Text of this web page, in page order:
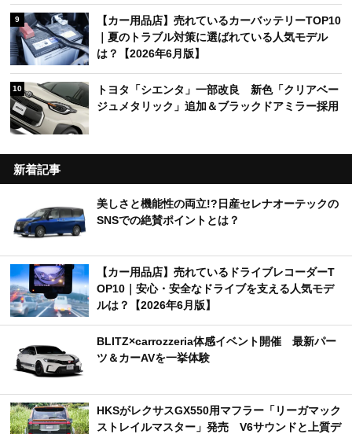
9
【カー用品店】売れているカーバッテリーTOP10
｜夏のトラブル対策に選ばれている人気モデル
は？【2026年6月版】
10
トヨタ「シエンタ」一部改良 新色「クリアベー
ジュメタリック」追加＆ブラックドアミラー採用
新着記事
美しさと機能性の両立!?日産セレナオーテックの
SNSでの絶賛ポイントとは？
【カー用品店】売れているドライブレコーダーT
OP10｜安心・安全なドライブを支える人気モデ
ルは？【2026年6月版】
BLITZ×carrozzeria体感イベント開催 最新パー
ツ＆カーAVを一挙体験
HKSがレクサスGX550用マフラー「リーガマック
ストレイルマスター」発売 V6サウンドと上質デ